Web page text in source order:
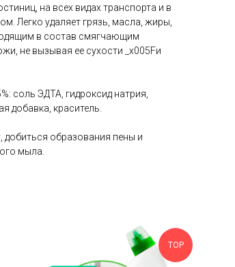
на всех видах транспорта и в
Легко удаляет грязь, масла, жиры,
в состав смягчающим
не вызывая ее сухости _x005Fи
соль ЭДТА, гидроксид натрия,
добавка, краситель.
образования пены и
мыла.
TOP